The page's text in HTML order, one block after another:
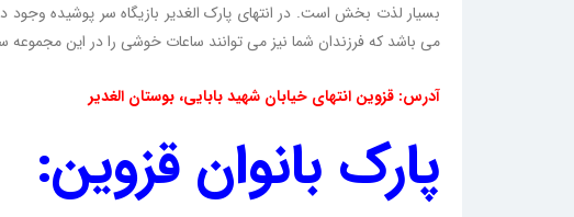
بسیار لذت بخش است. در انتهای پارک الغدیر بازیگاه سر پوشیده وجود
می باشد که فرزندان شما نیز می توانند ساعات خوشی را در این مجموعه
آدرس: قزوین انتهای خیابان شهید بابایی، بوستان الغدیر
پارک بانوان قزوین: